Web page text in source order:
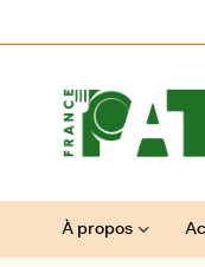
À propos